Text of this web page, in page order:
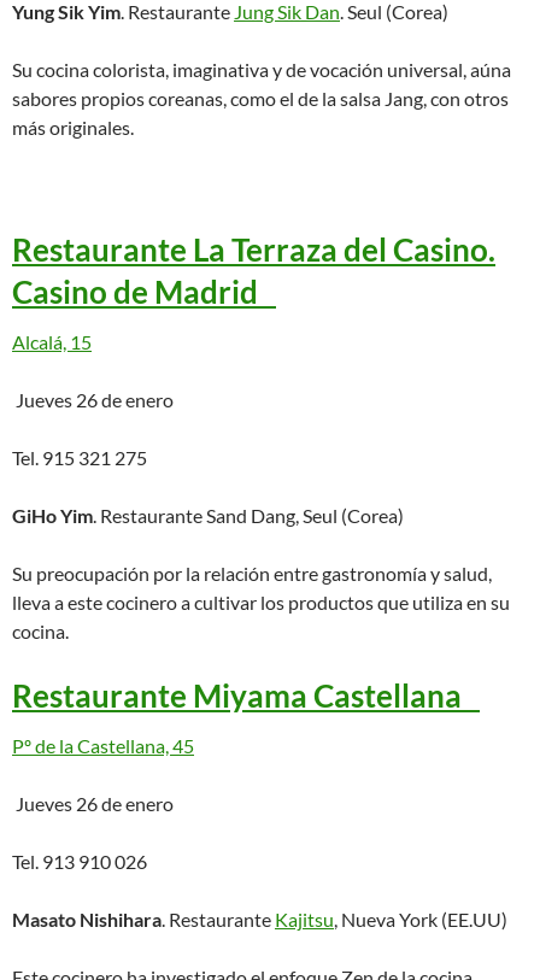
Yung Sik Yim. Restaurante Jung Sik Dan. Seul (Corea)
Su cocina colorista, imaginativa y de vocación universal, aúna
sabores propios coreanas, como el de la salsa Jang, con otros
más originales.
Restaurante La Terraza del Casino.
Casino de Madrid
Alcalá, 15
Jueves 26 de enero
Tel. 915 321 275
GiHo Yim. Restaurante Sand Dang, Seul (Corea)
Su preocupación por la relación entre gastronomía y salud,
lleva a este cocinero a cultivar los productos que utiliza en su
cocina.
Restaurante Miyama Castellana
Pº de la Castellana, 45
Jueves 26 de enero
Tel. 913 910 026
Masato Nishihara. Restaurante Kajitsu, Nueva York (EE.UU)